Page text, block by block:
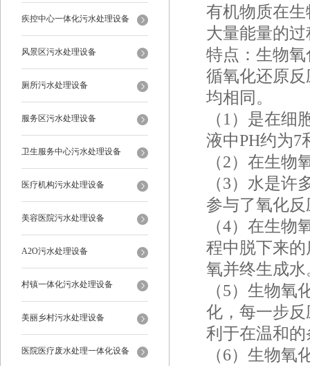
疾控中心一体化污水处理设备
风景区污水处理设备
厕所污水处理设备
服务区污水处理设备
卫生服务中心污水处理设备
医疗机构污水处理设备
美容医院污水处理设备
A2O污水处理设备
村镇一体化污水处理设备
美丽乡村污水处理设备
医院医疗废水处理一体化设备
有机物质在
大量能量的
特点：生物
循氧化还原
均相同。
（1）是在
液中PH约为7
（2）在生
（3）水是
参与了氧化反
（4）在生
程中脱下来
氧并终生成水
（5）生物
化，每一步
利于在温和
（6）生物